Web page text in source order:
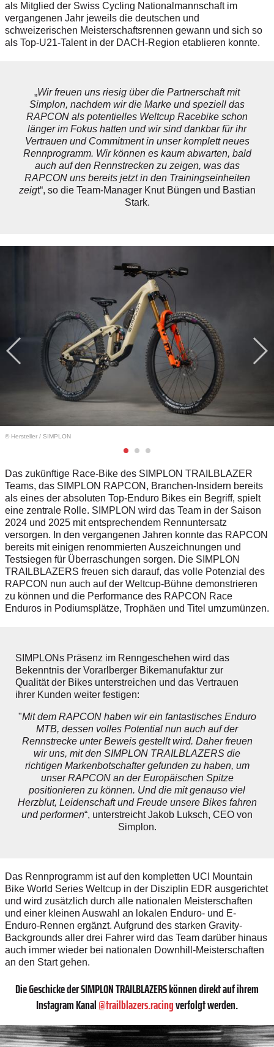
als Mitglied der Swiss Cycling Nationalmannschaft im
vergangenen Jahr jeweils die deutschen und
schweizerischen Meisterschaftsrennen gewann und sich so
als Top-U21-Talent in der DACH-Region etablieren konnte.
„Wir freuen uns riesig über die Partnerschaft mit
Simplon, nachdem wir die Marke und speziell das
RAPCON als potentielles Weltcup Racebike schon
länger im Fokus hatten und wir sind dankbar für ihr
Vertrauen und Commitment in unser komplett neues
Rennprogramm. Wir können es kaum abwarten, bald
auch auf den Rennstrecken zu zeigen, was das
RAPCON uns bereits jetzt in den Trainingseinheiten
zeigt“, so die Team-Manager Knut Büngen und Bastian
Stark.
© Hersteller / SIMPLON
Das zukünftige Race-Bike des SIMPLON TRAILBLAZER
Teams, das SIMPLON RAPCON, Branchen-Insidern bereits
als eines der absoluten Top-Enduro Bikes ein Begriff, spielt
eine zentrale Rolle. SIMPLON wird das Team in der Saison
2024 und 2025 mit entsprechendem Rennuntersatz
versorgen. In den vergangenen Jahren konnte das RAPCON
bereits mit einigen renommierten Auszeichnungen und
Testsiegen für Überraschungen sorgen. Die SIMPLON
TRAILBLAZERS freuen sich darauf, das volle Potenzial des
RAPCON nun auch auf der Weltcup-Bühne demonstrieren
zu können und die Performance des RAPCON Race
Enduros in Podiumsplätze, Trophäen und Titel umzumünzen.
SIMPLONs Präsenz im Renngeschehen wird das
Bekenntnis der Vorarlberger Bikemanufaktur zur
Qualität der Bikes unterstreichen und das Vertrauen
ihrer Kunden weiter festigen:
"Mit dem RAPCON haben wir ein fantastisches Enduro
MTB, dessen volles Potential nun auch auf der
Rennstrecke unter Beweis gestellt wird. Daher freuen
wir uns, mit den SIMPLON TRAILBLAZERS die
richtigen Markenbotschafter gefunden zu haben, um
unser RAPCON an der Europäischen Spitze
positionieren zu können. Und die mit genauso viel
Herzblut, Leidenschaft und Freude unsere Bikes fahren
und performen“, unterstreicht Jakob Luksch, CEO von
Simplon.
Das Rennprogramm ist auf den kompletten UCI Mountain
Bike World Series Weltcup in der Disziplin EDR ausgerichtet
und wird zusätzlich durch alle nationalen Meisterschaften
und einer kleinen Auswahl an lokalen Enduro- und E-
Enduro-Rennen ergänzt. Aufgrund des starken Gravity-
Backgrounds aller drei Fahrer wird das Team darüber hinaus
auch immer wieder bei nationalen Downhill-Meisterschaften
an den Start gehen.
Die Geschicke der SIMPLON TRAILBLAZERS können direkt auf ihrem
Instagram Kanal@trailblazers.racingverfolgt werden.